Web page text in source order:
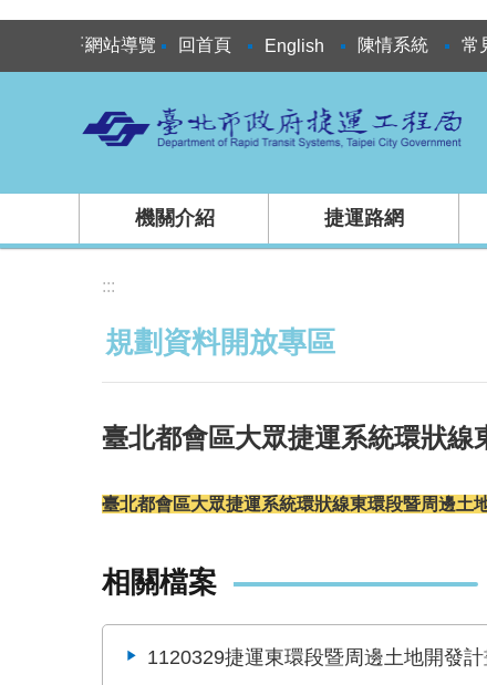
跳到主要內容區塊
:::網站導覽 回首頁 English 陳情系統 常
機關介紹 捷運路網
:::
規劃資料開放專區
臺北都會區大眾捷運系統環狀線
臺北都會區大眾捷運系統環狀線東環段暨周邊土
相關檔案
1120329捷運東環段暨周邊土地開發